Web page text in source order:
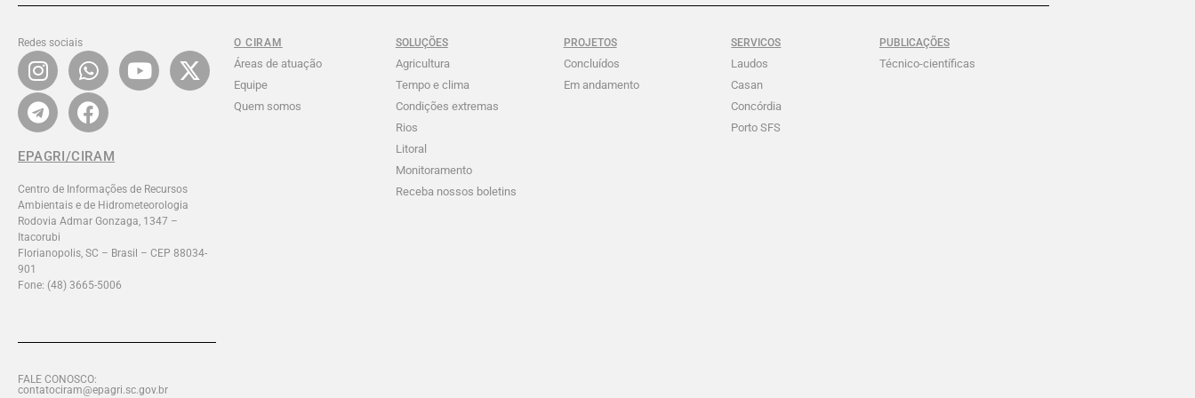
Redes sociais
EPAGRI/CIRAM
Centro de Informações de Recursos
Ambientais e de Hidrometeorologia
Rodovia Admar Gonzaga, 1347 –
Itacorubi
Florianopolis, SC – Brasil – CEP 88034-
901
Fone: (48) 3665-5006
FALE CONOSCO:
contatociram@epagri.sc.gov.br
O CIRAM
Áreas de atuação
Equipe
Quem somos
SOLUÇÕES
Agricultura
Tempo e clima
Condições extremas
Rios
Litoral
Monitoramento
Receba nossos boletins
PROJETOS
Concluídos
Em andamento
SERVICOS
Laudos
Casan
Concórdia
Porto SFS
PUBLICAÇÕES
Técnico-científicas